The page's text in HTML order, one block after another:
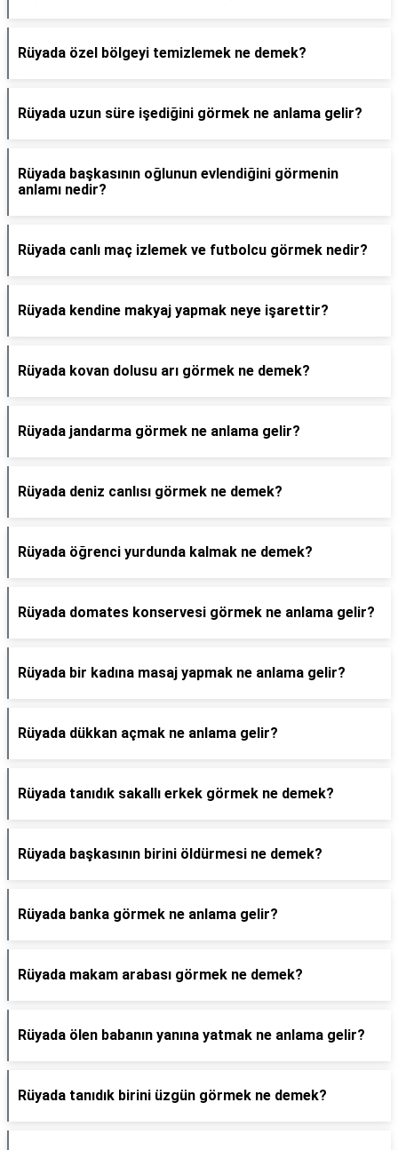
Rüyada özel bölgeyi temizlemek ne demek?
Rüyada uzun süre işediğini görmek ne anlama gelir?
Rüyada başkasının oğlunun evlendiğini görmenin
anlamı nedir?
Rüyada canlı maç izlemek ve futbolcu görmek nedir?
Rüyada kendine makyaj yapmak neye işarettir?
Rüyada kovan dolusu arı görmek ne demek?
Rüyada jandarma görmek ne anlama gelir?
Rüyada deniz canlısı görmek ne demek?
Rüyada öğrenci yurdunda kalmak ne demek?
Rüyada domates konservesi görmek ne anlama gelir?
Rüyada bir kadına masaj yapmak ne anlama gelir?
Rüyada dükkan açmak ne anlama gelir?
Rüyada tanıdık sakallı erkek görmek ne demek?
Rüyada başkasının birini öldürmesi ne demek?
Rüyada banka görmek ne anlama gelir?
Rüyada makam arabası görmek ne demek?
Rüyada ölen babanın yanına yatmak ne anlama gelir?
Rüyada tanıdık birini üzgün görmek ne demek?